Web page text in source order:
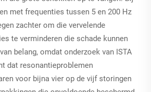
met frequenties tussen 5 en 200 Hz
zachter om die vervelende
te verminderen die schade kunnen
belang, omdat onderzoek van ISTA
dat resonantieproblemen
voor bijna vier op de vijf storingen